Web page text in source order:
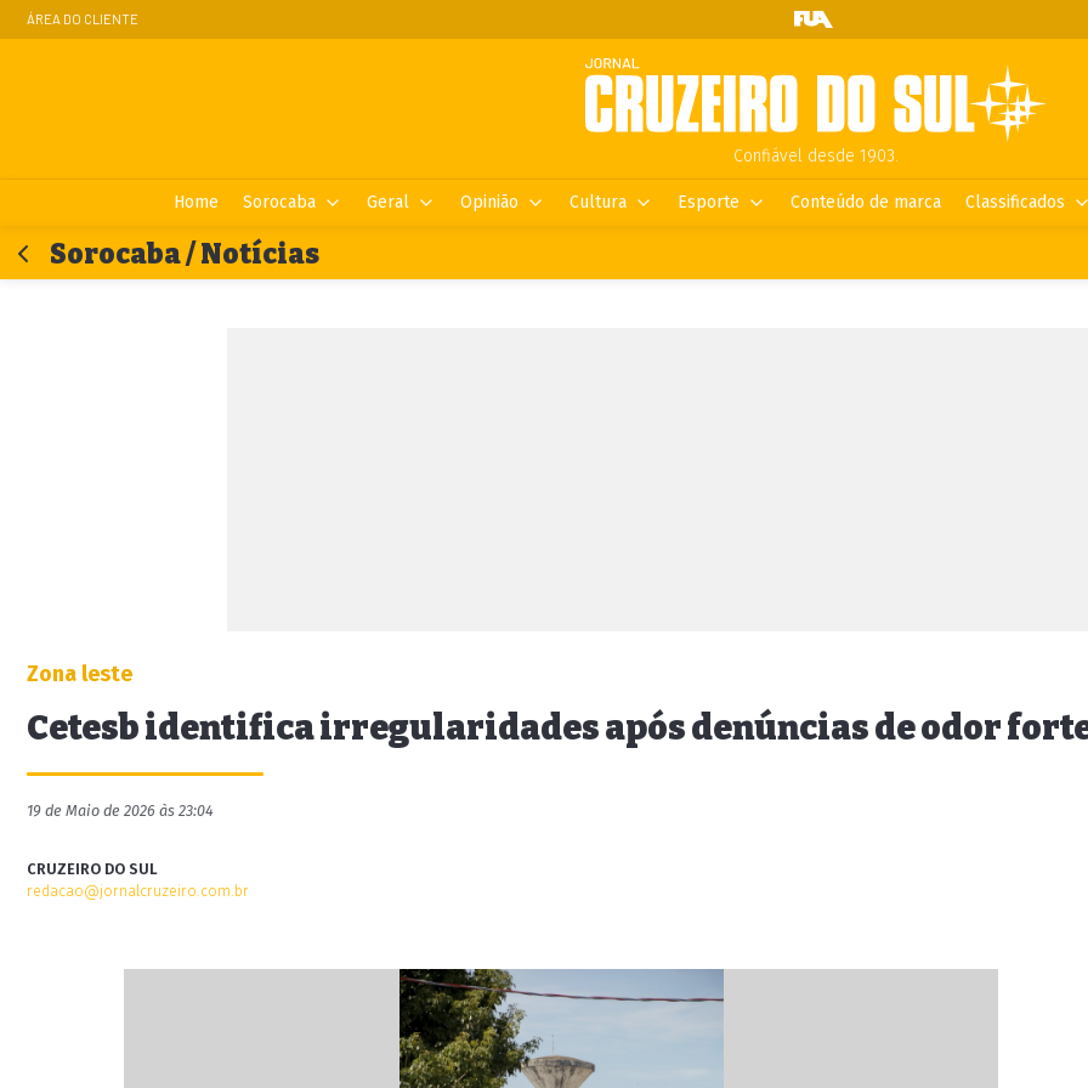
ÁREA DO CLIENTE
Confiável desde 1903.
Home Sorocaba Geral Opinião Cultura Esporte Conteúdo de marca Classificados
Sorocaba / Notícias
Zona leste
Cetesb identifica irregularidades após denúncias de odor
19 de Maio de 2026 às 23:04
CRUZEIRO DO SUL
redacao@jornalcruzeiro.com.br